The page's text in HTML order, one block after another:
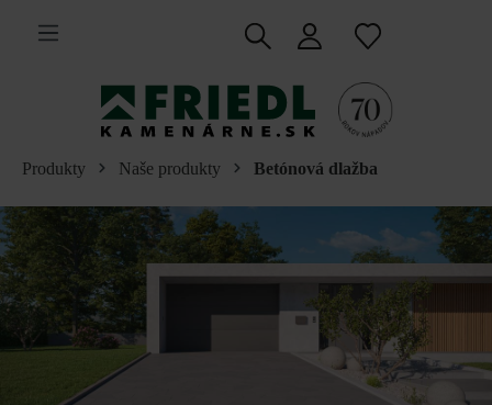
hlavný obsah
Produkty Naše produkty Betónová dlažba